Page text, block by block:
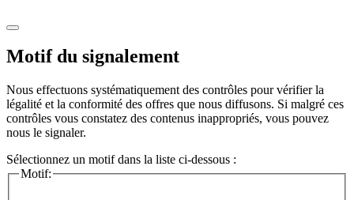
Motif du signalement
Nous effectuons systématiquement des contrôles pour vérifier la
légalité et la conformité des offres que nous diffusons. Si malgré ces
contrôles vous constatez des contenus inappropriés, vous pouvez
nous le signaler.
Sélectionnez un motif dans la liste ci-dessous :
Motif: